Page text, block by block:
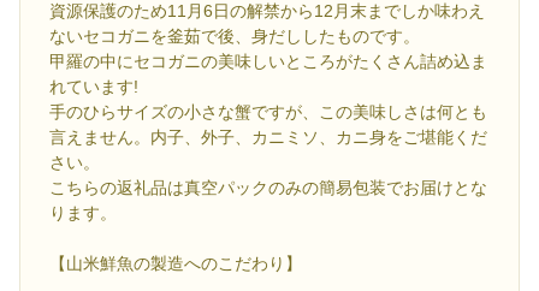
資源保護のため11月6日の解禁から12月末までしか味わえ
ないセコガニを釜茹で後、身だししたものです。
甲羅の中にセコガニの美味しいところがたくさん詰め込ま
れています!
手のひらサイズの小さな蟹ですが、この美味しさは何とも
言えません。内子、外子、カニミソ、カニ身をご堪能くだ
さい。
こちらの返礼品は真空パックのみの簡易包装でお届けとな
ります。
【山米鮮魚の製造へのこだわり】